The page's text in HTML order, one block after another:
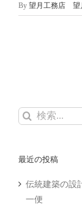
By 望月工務店 望
検
最近の投稿
伝統建築の設
一便